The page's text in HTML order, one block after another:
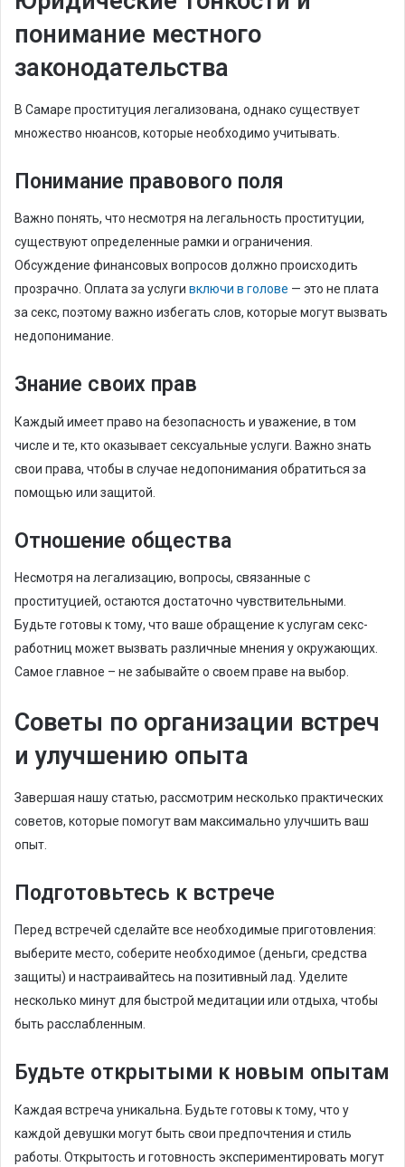
понимание местного
законодательства
В Самаре проституция легализована, однако существует
множество нюансов, которые необходимо учитывать.
Понимание правового поля
Важно понять, что несмотря на легальность проституции,
существуют определенные рамки и ограничения.
Обсуждение финансовых вопросов должно происходить
прозрачно. Оплата за услуги включи в голове — это не плата
за секс, поэтому важно избегать слов, которые могут вызвать
недопонимание.
Знание своих прав
Каждый имеет право на безопасность и уважение, в том
числе и те, кто оказывает сексуальные услуги. Важно знать
свои права, чтобы в случае недопонимания обратиться за
помощью или защитой.
Отношение общества
Несмотря на легализацию, вопросы, связанные с
проституцией, остаются достаточно чувствительными.
Будьте готовы к тому, что ваше обращение к услугам секс-
работниц может вызвать различные мнения у окружающих.
Самое главное – не забывайте о своем праве на выбор.
Советы по организации встреч
и улучшению опыта
Завершая нашу статью, рассмотрим несколько практических
советов, которые помогут вам максимально улучшить ваш
опыт.
Подготовьтесь к встрече
Перед встречей сделайте все необходимые приготовления:
выберите место, соберите необходимое (деньги, средства
защиты) и настраивайтесь на позитивный лад. Уделите
несколько минут для быстрой медитации или отдыха, чтобы
быть расслабленным.
Будьте открытыми к новым опытам
Каждая встреча уникальна. Будьте готовы к тому, что у
каждой девушки могут быть свои предпочтения и стиль
работы. Открытость и готовность экспериментировать могут